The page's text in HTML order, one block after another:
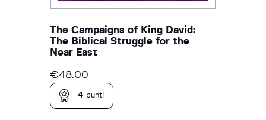
The Campaigns of King David:
The Biblical Struggle for the
Near East
€48.00
4 punti